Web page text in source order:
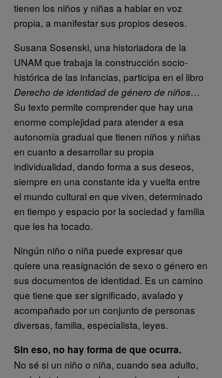
tienen los niños y niñas a hablar en voz
propia, a manifestar sus propios deseos.
Susana Sosenski, una historiadora de la
UNAM que trabaja la construcción socio-
histórica de las infancias, participa en el libro
Derecho de identidad de género de niños…
Su texto permite comprender que hay una
enorme complejidad para atender a esa
autonomía gradual que tienen niños y niñas
en cuanto a desarrollar su propia
individualidad, dando forma a sus deseos,
siempre en una constante ida y vuelta entre
el mundo cultural en que viven, determinado
en tiempo y espacio por la sociedad y familia
que les ha tocado.
Ningún niño o niña puede expresar que
quiere una reasignación de sexo o género en
sus documentos de identidad. Es un camino
que tiene que ser significado, avalado y
acompañado por un conjunto de personas
diversas, familia, especialista, leyes.
Sin eso, no hay forma de que ocurra.
No sé si un niño o niña, cuando sea adulto,